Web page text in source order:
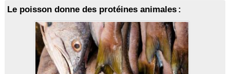
Le poisson donne des protéines animales :